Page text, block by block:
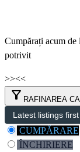
Cumpărați acum
potrivit
>><<
filter_alt RAFINAREA
CUMPĂRARE
ÎNCHIRIERE